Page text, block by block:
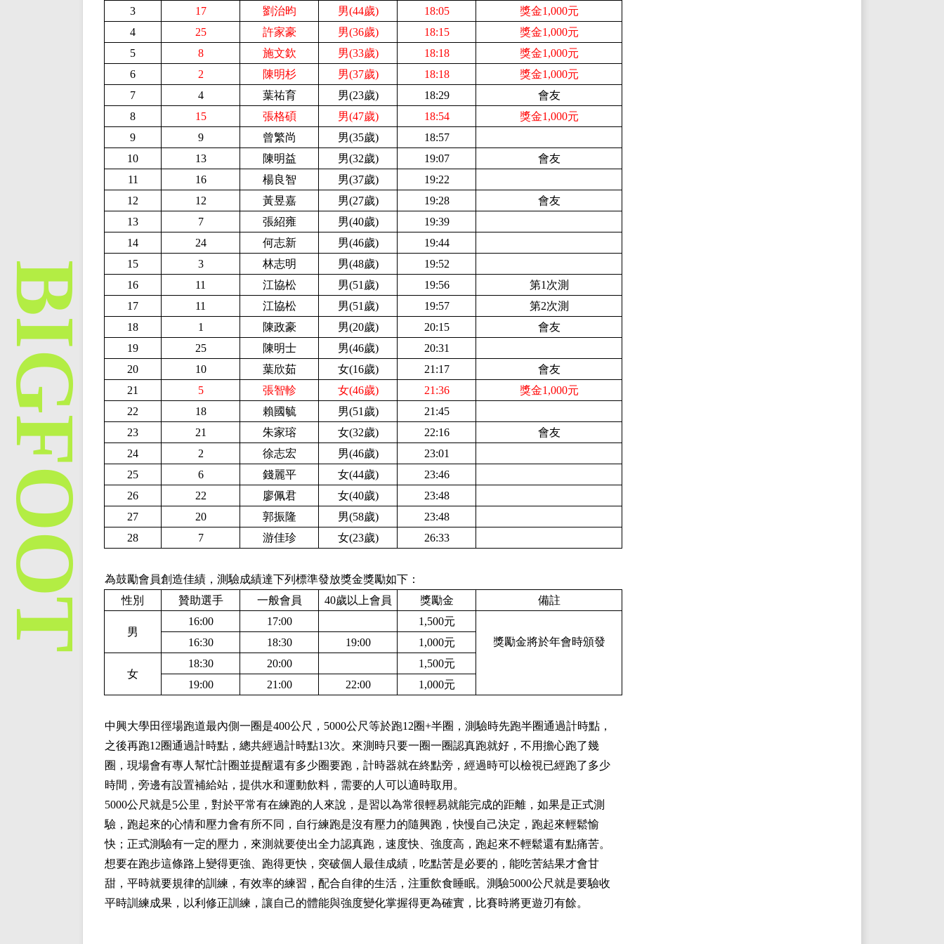
3 17 劉治昀 男(44歲) 18:05
獎金1,000元
4
25 許家豪 男(36歲) 18:15
獎金1,000元
5
8 施文欽 男(33歲) 18:18
獎金1,000元
6
2 陳明杉 男(37歲) 18:18
獎金1,000元
7
4 葉祐育 男(23歲) 18:29
會友
8
15 張格碩 男(47歲) 18:54
獎金1,000元
9
9 曾繁尚 男(35歲)
18:57
10
13 陳明益 男(32歲) 19:07
會友
11
16 楊良智 男(37歲) 19:22
12
12 黃昱嘉 男(27歲) 19:28
會友
13
7 張紹雍 男(40歲) 19:39
14
24 何志新 男(46歲) 19:44
15
3 林志明 男(48歲) 19:52
16
11 江協松 男(51歲) 19:56
第1次測
17
11 江協松 男(51歲) 19:57
第2次測
18
1 陳政豪 男(20歲) 20:15
會友
19
25 陳明士 男(46歲) 20:31
20
10 葉欣茹 女(16歲) 21:17
會友
21
5 張智軫 女(46歲) 21:36
獎金1,000元
22
18 賴國毓 男(51歲) 21:45
23
21 朱家瑢 女(32歲) 22:16
會友
24
2 徐志宏 男(46歲) 23:01
25
6 錢麗平 女(44歲) 23:46
26
22 廖佩君 女(40歲) 23:48
27
20 郭振隆 男(58歲) 23:48
28
7 游佳珍 女(23歲) 26:33
為鼓勵會員創造佳績，測驗成績達下列標準發放獎金獎勵如下：
性別
贊助選手 一般會員 40歲以上會員 獎勵金 備註
男
16:00 17:00 1 ,500元
16:30
18:30 19:00 1 ,000元 獎勵金將於年會時頒發
女
18:30 20:00 1 ,500元
19:00
21:00 22:00 1 ,000元
中興大學田徑場跑道最內側一圈是400公尺，5000公尺等於跑12圈+半圈，測驗時先跑半圈通過計時點，
之後再跑12圈通過計時點，總共經過計時點13次。來測時只要一圈一圈認真跑就好，不用擔心跑了幾
圈，現場會有專人幫忙計圈並提醒還有多少圈要跑，計時器就在終點旁，經過時可以檢視已經跑了多少
時間，旁邊有設置補給站，提供水和運動飲料，需要的人可以適時取用。
5000公尺就是5公里，對於平常有在練跑的人來說，是習以為常很輕易就能完成的距離，如果是正式測
驗，跑起來的心情和壓力會有所不同，自行練跑是沒有壓力的隨興跑，快慢自己決定，跑起來輕鬆愉
快；正式測驗有一定的壓力，來測就要使出全力認真跑，速度快、強度高，跑起來不輕鬆還有點痛苦。
想要在跑步這條路上變得更強、跑得更快，突破個人最佳成績，吃點苦是必要的，能吃苦結果才會甘
甜，平時就要規律的訓練，有效率的練習，配合自律的生活，注重飲食睡眠。測驗5000公尺就是要驗收
平時訓練成果，以利修正訓練，讓自己的體能與強度變化掌握得更為確實，比賽時將更遊刃有餘。